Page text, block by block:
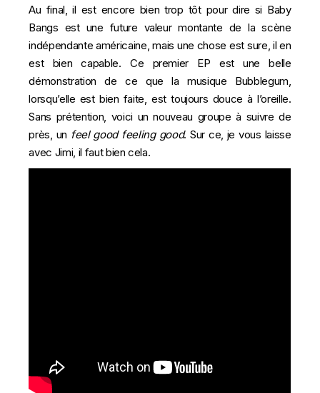
Au final, il est encore bien trop tôt pour dire si Baby
Bangs est une future valeur montante de la scène
indépendante américaine, mais une chose est sure, il en
est bien capable. Ce premier EP est une belle
démonstration de ce que la musique Bubblegum,
lorsqu’elle est bien faite, est toujours douce à l’oreille.
Sans prétention, voici un nouveau groupe à suivre de
près, un feel good feeling good. Sur ce, je vous laisse
avec Jimi, il faut bien cela.